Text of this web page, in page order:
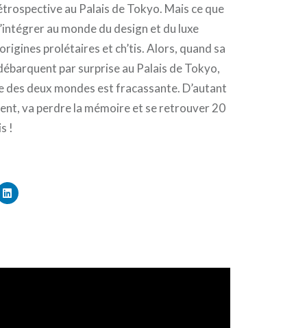
au Palais de Tokyo. Mais ce que
au monde du design et du luxe
prolétaires et ch’tis. Alors, quand sa
par surprise au Palais de Tokyo,
deux mondes est fracassante. D’autant
va perdre la mémoire et se retrouver 20
!